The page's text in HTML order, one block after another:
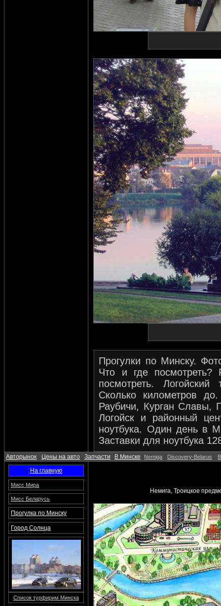
Прогулки по Минску.
Что и где
посмотреть. Логойский
Сколько километров
Раубичи, Курган Славы,
Логойск и районный
ноутбука. Один день в
Заставки для ноутбука
Авторынок Цены на авто Запчасти В Минске Nemiga Discovery-Belarus
На главную
Мисс Мира
Мисс Беларусь
Прогулка по Минску
Город Солнца
Список турфирим Минска
Немига, Троицкое